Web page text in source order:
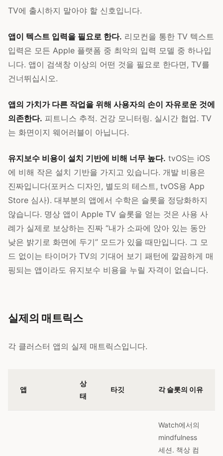
TV에 출시하지 말아야 할 신호입니다.
앱이 텍스트 입력을 필요로 한다. 리모컨을 통한 TV 텍스트
입력은 모든 Apple 플랫폼 중 최악의 입력 모델 중 하나입
니다. 앱이 검색창 이상의 어떤 것을 필요로 한다면, TV를
건너뛰십시오.
앱의 가치가 다른 작업을 위해 사용자의 손이 자유로운 것에
의존한다. 피트니스 추적. 건강 모니터링. 실시간 협업. TV
는 화면이지 웨어러블이 아닙니다.
유지보수 비용이 설치 기반에 비해 너무 높다. tvOS는 iOS
에 비해 작은 설치 기반을 가지고 있습니다. 개발 비용은
진짜입니다(포커스 디자인, 별도의 테스트, tvOS용 App
Store 심사). 대부분의 앱에서 수학은 슬롯을 정당화하지
않습니다. 명상 앱이 Apple TV 슬롯을 얻는 것은 사용 사
례가 실제로 보상하는 진짜 “내가 소파에 앉아 있는 동안
낮은 밝기로 화면에 두기” 모드가 있을 때만입니다. 그 모
드 없이는 타이머가 TV의 기대어 보기 패턴에 깔끔하게 매
핑되는 앱이라도 유지보수 비용을 누릴 자격이 없습니다.
실제의 매트릭스
각 클러스터 앱의 실제 매트릭스입니다.
앱
상
태
타깃 각 슬롯의 이유
Watch에서의
mindfulness
세션. 책상 컴